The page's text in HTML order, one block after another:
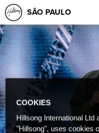
SÃO PAULO
COOKIES
Hillsong International Ltd
"Hillsong", uses cookies